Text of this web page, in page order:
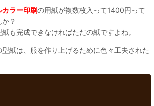
カラー印刷の用紙が複数枚入って1400円って
？
も完成できなければただの紙ですよね。
紙は、服を作り上げるために色々工夫された